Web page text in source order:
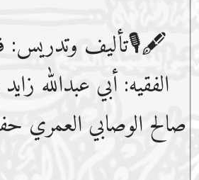
🖋🎙تأليف وتدريس:
الفقيه: أبي عبدﷲ
صالح الوصابي العمري